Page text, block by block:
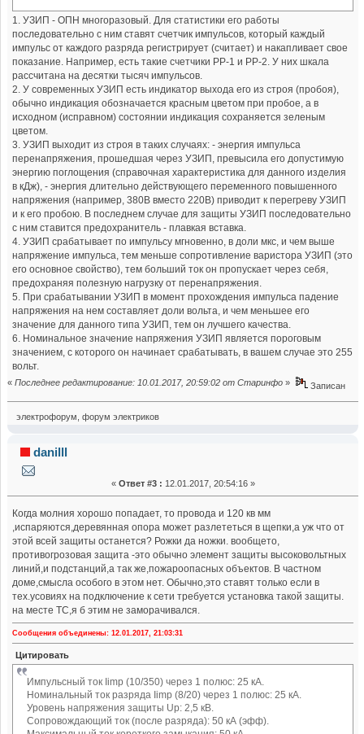
1. УЗИП - ОПН многоразовый. Для статистики его работы
последовательно с ним ставят счетчик импульсов, который каждый
импульс от каждого разряда регистрирует (считает) и накапливает свое
показание. Например, есть такие счетчики РР-1 и РР-2. У них шкала
рассчитана на десятки тысяч импульсов.
2. У современных УЗИП есть индикатор выхода его из строя (пробоя),
обычно индикация обозначается красным цветом при пробое, а в
исходном (исправном) состоянии индикация сохраняется зеленым
цветом.
3. УЗИП выходит из строя в таких случаях: - энергия импульса
перенапряжения, прошедшая через УЗИП, превысила его допустимую
энергию поглощения (справочная характеристика для данного изделия
в кДж), - энергия длительно действующего переменного повышенного
напряжения (например, 380В вместо 220В) приводит к перегреву УЗИП
и к его пробою. В последнем случае для защиты УЗИП последовательно
с ним ставится предохранитель - плавкая вставка.
4. УЗИП срабатывает по импульсу мгновенно, в доли мкс, и чем выше
напряжение импульса, тем меньше сопротивление варистора УЗИП (это
его основное свойство), тем больший ток он пропускает через себя,
предохраняя полезную нагрузку от перенапряжения.
5. При срабатывании УЗИП в момент прохождения импульса падение
напряжения на нем составляет доли вольта, и чем меньшее его
значение для данного типа УЗИП, тем он лучшего качества.
6. Номинальное значение напряжения УЗИП является пороговым
значением, с которого он начинает срабатывать, в вашем случае это 255
вольт.
« Последнее редактирование: 10.01.2017, 20:59:02 от Старинфо » Записан
электрофорум, форум электриков
danilll
« Ответ #3 : 12.01.2017, 20:54:16 »
Когда молния хорошо попадает, то провода и 120 кв мм
,испаряются,деревянная опора может разлететься в щепки,а уж что от
этой всей защиты останется? Рожки да ножки. вообщето,
противогрозовая защита -это обычно элемент защиты высоковольтных
линий,и подстанций,а так же,пожароопасных объектов. В частном
доме,смысла особого в этом нет. Обычно,это ставят только если в
тех.усовиях на подключение к сети требуется установка такой защиты.
на месте ТС,я б этим не заморачивался.
Сообщения объединены: 12.01.2017, 21:03:31
Цитировать
Импульсный ток Iimp (10/350) через 1 полюс: 25 кА.
Номинальный ток разряда Iimp (8/20) через 1 полюс: 25 кА.
Уровень напряжения защиты Up: 2,5 кВ.
Сопровождающий ток (после разряда): 50 кА (эфф).